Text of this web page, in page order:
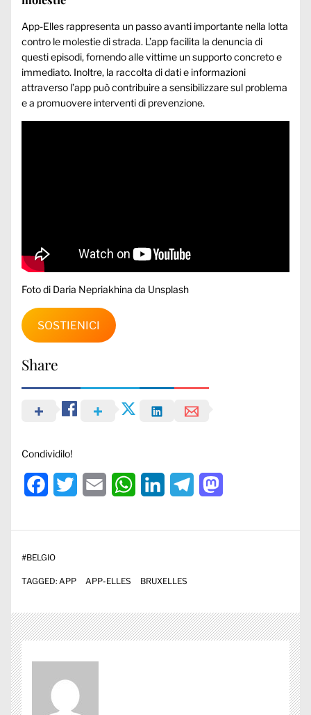
App-Elles rappresenta un passo avanti importante nella lotta
contro le molestie di strada. L’app facilita la denuncia di
questi episodi, fornendo alle vittime un supporto concreto e
immediato. Inoltre, la raccolta di dati e informazioni
attraverso l’app può contribuire a sensibilizzare sul problema
e a promuovere interventi di prevenzione.
Foto di Daria Nepriakhina da Unsplash
SOSTIENICI
Share
Condividilo!
Facebook
Twitter Email WhatsAppLinkedInTelegram
#BELGIO
TAGGED: APP APP-ELLES BRUXELLES